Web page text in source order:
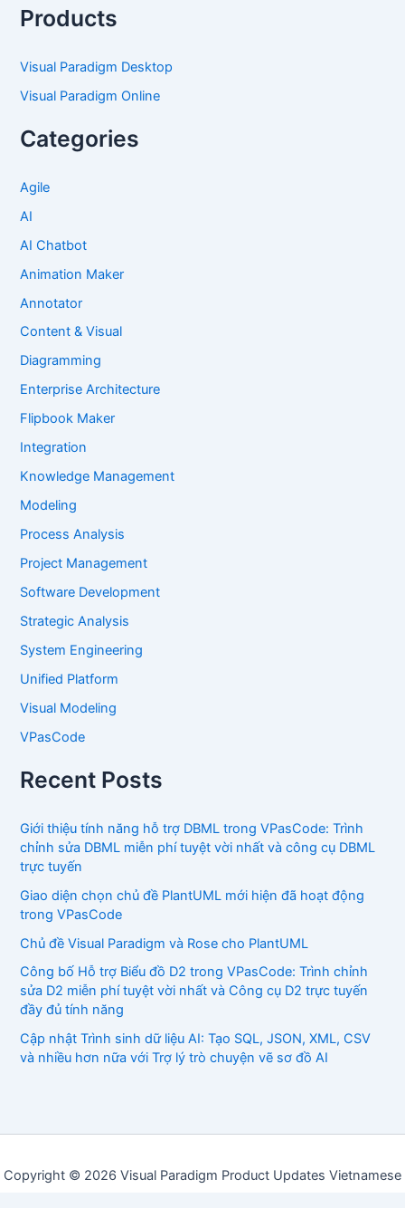
Products
Visual Paradigm Desktop
Visual Paradigm Online
Categories
Agile
AI
AI Chatbot
Animation Maker
Annotator
Content & Visual
Diagramming
Enterprise Architecture
Flipbook Maker
Integration
Knowledge Management
Modeling
Process Analysis
Project Management
Software Development
Strategic Analysis
System Engineering
Unified Platform
Visual Modeling
VPasCode
Recent Posts
Giới thiệu tính năng hỗ trợ DBML trong VPasCode: Trình
chỉnh sửa DBML miễn phí tuyệt vời nhất và công cụ DBML
trực tuyến
Giao diện chọn chủ đề PlantUML mới hiện đã hoạt động
trong VPasCode
Chủ đề Visual Paradigm và Rose cho PlantUML
Công bố Hỗ trợ Biểu đồ D2 trong VPasCode: Trình chỉnh
sửa D2 miễn phí tuyệt vời nhất và Công cụ D2 trực tuyến
đầy đủ tính năng
Cập nhật Trình sinh dữ liệu AI: Tạo SQL, JSON, XML, CSV
và nhiều hơn nữa với Trợ lý trò chuyện vẽ sơ đồ AI
Copyright © 2026 Visual Paradigm Product Updates Vietnamese